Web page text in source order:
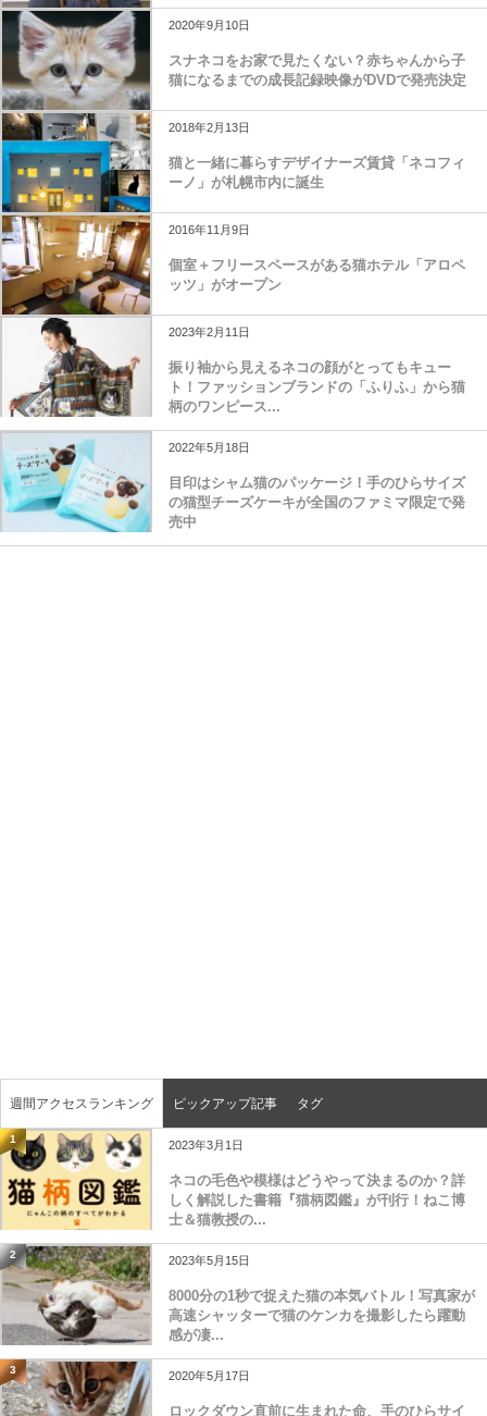
2020年9月10日
スナネコをお家で見たくない？赤ちゃんから子
猫になるまでの成長記録映像がDVDで発売決定
2018年2月13日
猫と一緒に暮らすデザイナーズ賃貸「ネコフィ
ーノ」が札幌市内に誕生
2016年11月9日
個室＋フリースペースがある猫ホテル「アロペ
ッツ」がオープン
2023年2月11日
振り袖から見えるネコの顔がとってもキュー
ト！ファッションブランドの「ふりふ」から猫
柄のワンピース...
2022年5月18日
目印はシャム猫のパッケージ！手のひらサイズ
の猫型チーズケーキが全国のファミマ限定で発
売中
週間アクセスランキング ピックアップ記事 タグ
1 2023年3月1日
ネコの毛色や模様はどうやって決まるのか？詳
しく解説した書籍『猫柄図鑑』が刊行！ねこ博
士＆猫教授の...
2 2023年5月15日
8000分の1秒で捉えた猫の本気バトル！写真家が
高速シャッターで猫のケンカを撮影したら躍動
感が凄...
3 2020年5月17日
ロックダウン直前に生まれた命、手のひらサイ